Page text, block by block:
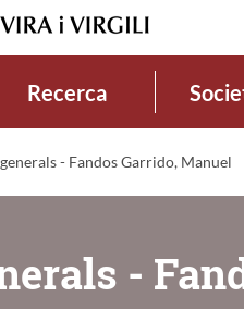
Recerca
- Fandos Garrido, Manuel
-